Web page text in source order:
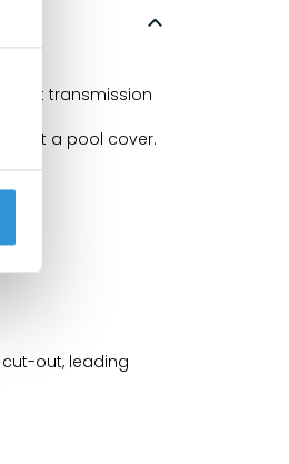
light transmission
a pool cover.
out, leading